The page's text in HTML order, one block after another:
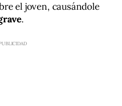
el joven, causándole
.